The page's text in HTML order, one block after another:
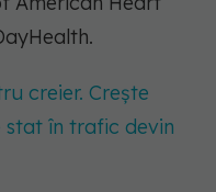
creier. Crește
stat în trafic devin